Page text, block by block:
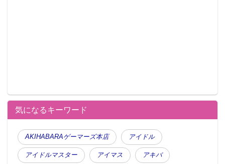
気になるキーワード
AKIHABARAゲーマーズ本店 アイドル
アイドルマスター アイマス アキバ